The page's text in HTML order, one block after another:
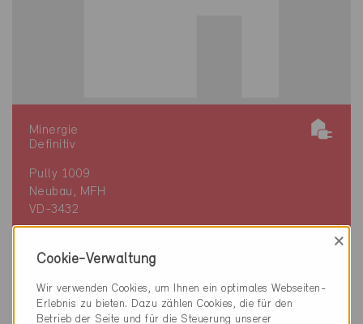
Minergie
Definitiv
Pully 1009
Neubau, MFH
VD-3432
Cookie-Verwaltung
×
Wir verwenden Cookies, um Ihnen ein optimales Webseiten-
Erlebnis zu bieten. Dazu zählen Cookies, die für den
Betrieb der Seite und für die Steuerung unserer